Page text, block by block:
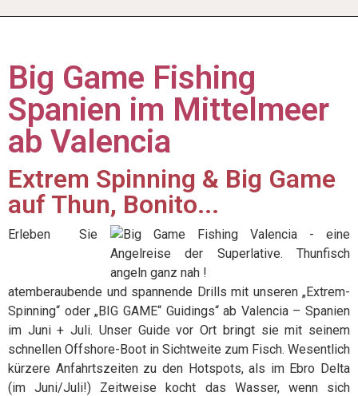
Big Game Fishing
Spanien im Mittelmeer
ab Valencia
Extrem Spinning & Big Game
auf Thun, Bonito...
Erleben Sie
atemberaubende und spannende Drills mit unseren „Extrem-
Spinning“ oder „BIG GAME“ Guidings“ ab Valencia – Spanien
im Juni + Juli. Unser Guide vor Ort bringt sie mit seinem
schnellen Offshore-Boot in Sichtweite zum Fisch. Wesentlich
kürzere Anfahrtszeiten zu den Hotspots, als im Ebro Delta
(im Juni/Juli!) Zeitweise kocht das Wasser, wenn sich